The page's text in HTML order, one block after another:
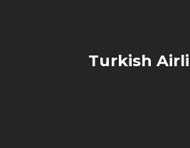
Turkish